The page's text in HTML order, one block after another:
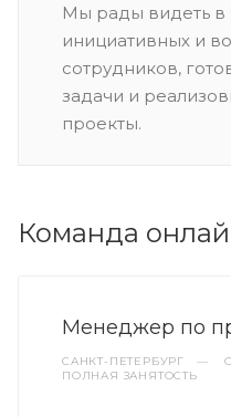
Мы рады видеть в
инициативных и
сотрудников,
задачи и
проекты.
Команда
Менеджер по
САНКТ-ПЕТЕРБУРГ —
ПОЛНАЯ ЗАНЯТОСТЬ